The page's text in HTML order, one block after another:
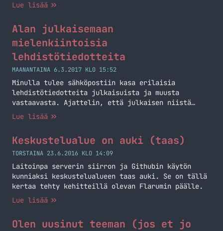
Lue lisää
Alan julkaisemaan
mielenkiintoisia
lehdistötiedotteita
MAANANTAINA 6.3.2017 KLO 15:52
Minulla tulee sähköpostiin kasa erilaisia
lehdistötiedotteita julkaisuista ja muusta
vastaavasta. Ajattelin, että julkaisen niistä
valittuja tännekkin.
Lue lisää
Keskustelualue on auki (taas)
TORSTAINA 23.6.2016 KLO 14:09
Laitoinpa serverin siirron ja Githubin käytön
kunniaksi keskustelualueen taas auki. Se on tällä
kertaa tehty kehitteillä olevan Flarumin päälle.
Lue lisää
Olen uusinut teeman (jos et jo